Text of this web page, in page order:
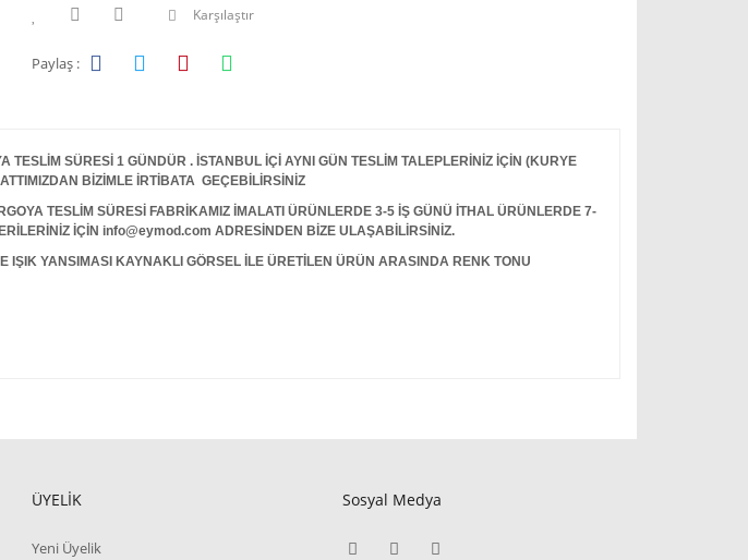
Karşılaştır
Paylaş :
TESLİM SÜRESİ 1 GÜNDÜR . İSTANBUL İÇİ AYNI GÜN TESLİM TALEPLERİNİZ İÇİN (KURYE
BİZİMLE İRTİBATA GEÇEBİLİRSİNİZ
TESLİM SÜRESİ FABRİKAMIZ İMALATI ÜRÜNLERDE 3-5 İŞ GÜNÜ İTHAL ÜRÜNLERDE 7-
İÇİN info@eymod.com ADRESİNDEN BİZE ULAŞABİLİRSİNİZ.
IŞIK YANSIMASI KAYNAKLI GÖRSEL İLE ÜRETİLEN ÜRÜN ARASINDA RENK TONU
ÜYELİK
Yeni Üyelik
Sosyal Medya